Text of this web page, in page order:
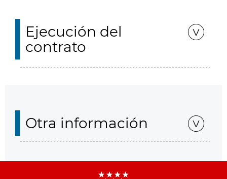
Ejecución del
contrato
Otra información